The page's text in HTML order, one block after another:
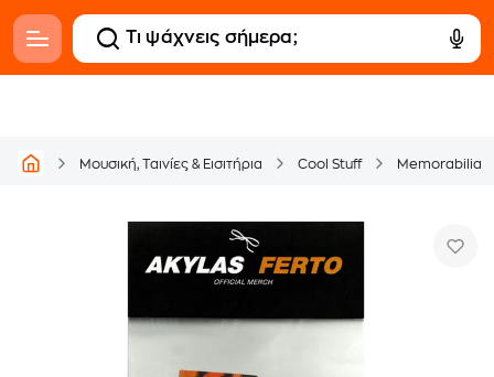
Μουσική, Ταινίες & Εισιτήρια Cool Stuff Memorabilia